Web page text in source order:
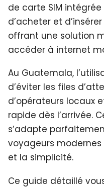
de carte SIM
d’acheter et
offrant une solution
accéder à internet
Au Guatemala,
d’éviter les files
d’opérateurs locaux
rapide dès l’arrivée.
s’adapte
voyageurs
et la simplicité.
Ce guide détaillé